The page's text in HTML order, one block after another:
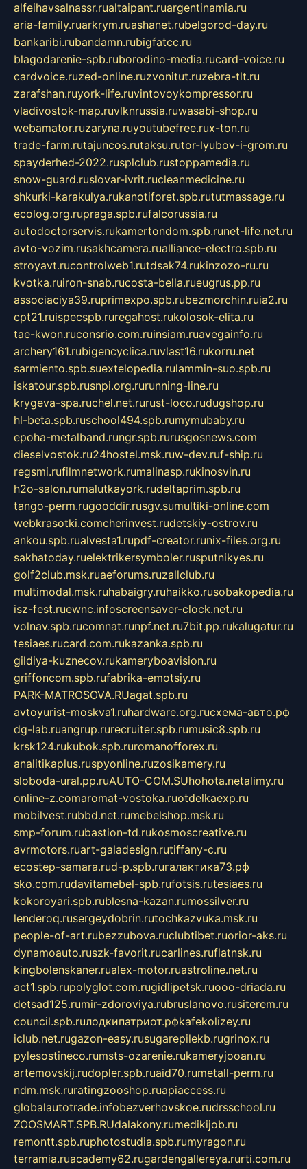
alfeihavsalnassr.rualtaipant.ruargentinamia.ru
aria-family.ruarkrym.ruashanet.rubelgorod-day.ru
bankaribi.rubandamn.rubigfatcc.ru
blagodarenie-spb.ruborodino-media.rucard-voice.ru
cardvoice.ruzed-online.ruzvonitut.ruzebra-tlt.ru
zarafshan.ruyork-life.ruvintovoykompressor.ru
vladivostok-map.ruvlknrussia.ruwasabi-shop.ru
webamator.ruzaryna.ruyoutubefree.rux-ton.ru
trade-farm.rutajuncos.rutaksu.rutor-lyubov-i-grom.ru
spayderhed-2022.rusplclub.rustoppamedia.ru
snow-guard.ruslovar-ivrit.rucleanmedicine.ru
shkurki-karakulya.rukanotiforet.spb.rututmassage.ru
ecolog.org.rupraga.spb.rufalcorussia.ru
autodoctorservis.rukamertondom.spb.runet-life.net.ru
avto-vozim.rusakhcamera.rualliance-electro.spb.ru
stroyavt.rucontrolweb1.rutdsak74.rukinzozo-ru.ru
kvotka.ruiron-snab.rucosta-bella.rueugrus.pp.ru
associaciya39.ruprimexpo.spb.rubezmorchin.ruia2.ru
cpt21.ruispecspb.ruregahost.rukolosok-elita.ru
tae-kwon.ruconsrio.com.ruinsiam.ruavegainfo.ru
archery161.rubigencyclica.ruvlast16.rukorru.net
sarmiento.spb.suextelopedia.rulammin-suo.spb.ru
iskatour.spb.rusnpi.org.rurunning-line.ru
krygeva-spa.ruchel.net.rurust-loco.rudugshop.ru
hl-beta.spb.ruschool494.spb.rumymubaby.ru
epoha-metalband.rungr.spb.rurusgosnews.com
dieselvostok.ru24hostel.msk.ruw-dev.ruf-ship.ru
regsmi.rufilmnetwork.rumalinasp.rukinosvin.ru
h2o-salon.rumalutkayork.rudeltaprim.spb.ru
tango-perm.rugooddir.rusgv.sumultiki-online.com
webkrasotki.comcherinvest.rudetskiy-ostrov.ru
ankou.spb.rualvesta1.rupdf-creator.runix-files.org.ru
sakhatoday.ruelektrikersymboler.rusputnikyes.ru
golf2club.msk.ruaeforums.ruzallclub.ru
multimodal.msk.ruhabaigry.ruhaikko.rusobakopedia.ru
isz-fest.ruewnc.infoscreensaver-clock.net.ru
volnav.spb.rucomnat.runpf.net.ru7bit.pp.rukalugatur.ru
tesiaes.rucard.com.rukazanka.spb.ru
gildiya-kuznecov.rukameryboavision.ru
griffoncom.spb.rufabrika-emotsiy.ru
PARK-MATROSOVA.RUagat.spb.ru
avtoyurist-moskva1.ruhardware.org.ruсхема-авто.рф
dg-lab.ruangrup.rurecruiter.spb.rumusic8.spb.ru
krsk124.rukubok.spb.ruromanofforex.ru
analitikaplus.ruspyonline.ruzosikamery.ru
sloboda-ural.pp.ruAUTO-COM.SUhohota.netalimy.ru
online-z.comaromat-vostoka.ruotdelkaexp.ru
mobilvest.rubbd.net.rumebelshop.msk.ru
smp-forum.rubastion-td.rukosmoscreative.ru
avrmotors.ruart-galadesign.rutiffany-c.ru
ecostep-samara.rud-p.spb.ruгалактика73.рф
sko.com.rudavitamebel-spb.rufotsis.rutesiaes.ru
kokoroyari.spb.rublesna-kazan.rumossilver.ru
lenderoq.rusergeydobrin.rutochkazvuka.msk.ru
people-of-art.rubezzubova.ruclubtibet.ruorior-aks.ru
dynamoauto.ruszk-favorit.rucarlines.ruflatnsk.ru
kingbolenskaner.rualex-motor.ruastroline.net.ru
act1.spb.rupolyglot.com.rugidlipetsk.ruooo-driada.ru
detsad125.rumir-zdoroviya.rubruslanovo.rusiterem.ru
council.spb.ruлодкипатриот.рфkafekolizey.ru
iclub.net.rugazon-easy.rusugarepilekb.rugrinox.ru
pylesostineco.rumsts-ozarenie.rukameryjooan.ru
artemovskij.rudopler.spb.ruaid70.rumetall-perm.ru
ndm.msk.ruratingzooshop.ruapiaccess.ru
globalautotrade.infobezverhovskoe.rudrsschool.ru
ZOOSMART.SPB.RUdalakony.rumedikijob.ru
remontt.spb.ruphotostudia.spb.rumyragon.ru
terramia.ruacademy62.rugardengallereya.rurti.com.ru